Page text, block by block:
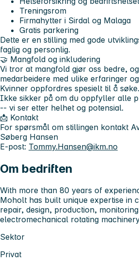
Treningsrom
Firmahytter i Sirdal og Malaga
Gratis parkering
Dette er en stilling med gode
faglig og personlig.
🤝 Mangfold og inkludering
Vi tror at mangfold gjør oss bedre,
medarbeidere med ulike erfaringer
Kvinner oppfordres spesielt til å søke.
Ikke sikker på om du oppfyller alle
-- vi ser etter helhet og potensial.
📩 Kontakt
For spørsmål om stillingen kontakt
Søberg Hansen
E‑post: Tommy.Hansen@ikm.no
Om bedriften
With more than 80 years of
Moholt has built unique expertise in
repair, design, production,
electromechanical rotating
Sektor
Privat